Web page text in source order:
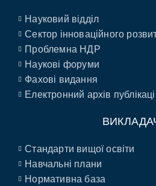
Науковий відділ
Сектор інноваційного
Проблемна НДР
Наукові форуми
Фахові видання
Електронний архів
Стандарти вищої освіти
Навчальні плани
Нормативна база